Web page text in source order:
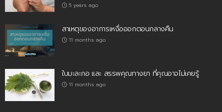
5 years ago
สาเหตุของอาการเหงื่อออกตอนกลางคืน
11 months ago
ใบมะละกอ และ สรรพคุณทางยา ที่คุณอาจไม่เคยรู้
11 months ago